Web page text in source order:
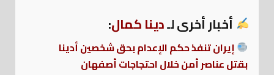
أخبار أخرى لـدينا كمال:
إيران تنفذ حكم الإعدام بحق شخصين أدينا
بقتل عناصر أمن خلال احتجاجات أصفهان